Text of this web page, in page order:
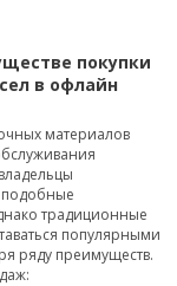
покупки
в офлайн
материалов
подобные
традиционные
популярными
ряду преимуществ.